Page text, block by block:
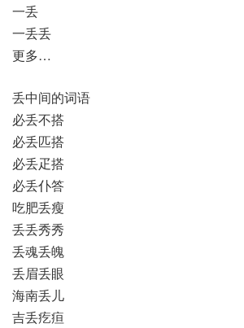
一丢
一丢丢
更多…
丢中间的词语
必丢不搭
必丢匹搭
必丢疋搭
必丢仆答
吃肥丢瘦
丢丢秀秀
丢魂丢魄
丢眉丢眼
海南丢儿
吉丢疙疸